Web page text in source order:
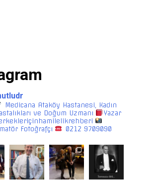
Medicana Ataköy Hastanesi, Kadın
ve Doğum Uzmanı
Yazar
Fotoğrafçı
0212 9709090